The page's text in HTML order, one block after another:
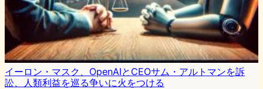
イーロン・マスク、OpenAIとCEOサム・アルトマンを訴
訟、人類利益を巡る争いに火をつける